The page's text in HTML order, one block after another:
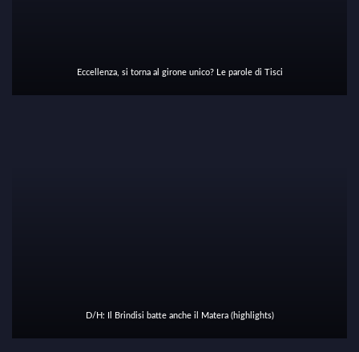
Eccellenza, si torna al girone unico? Le parole di Tisci
D/H: Il Brindisi batte anche il Matera (highlights)